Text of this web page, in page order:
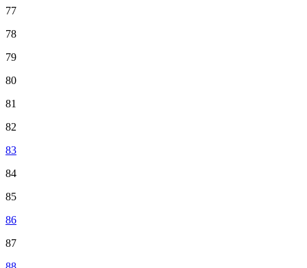
77
78
79
80
81
82
83
84
85
86
87